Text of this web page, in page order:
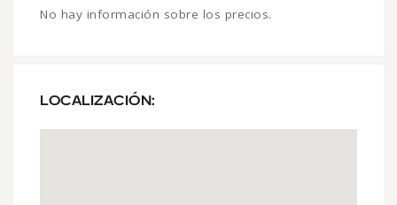
No hay información sobre los precios.
LOCALIZACIÓN: